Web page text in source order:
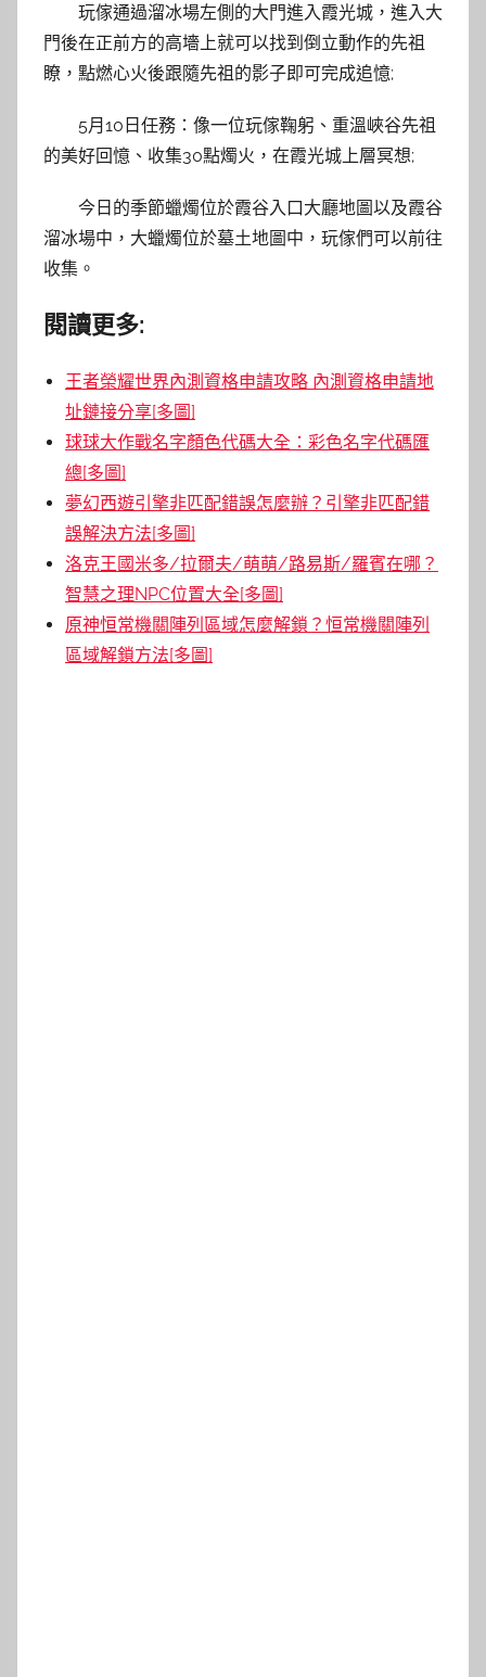
玩傢通過溜冰場左側的大門進入霞光城，進入大
門後在正前方的高墻上就可以找到倒立動作的先祖
瞭，點燃心火後跟隨先祖的影子即可完成追憶;
5月10日任務：像一位玩傢鞠躬、重溫峽谷先祖
的美好回憶、收集30點燭火，在霞光城上層冥想;
今日的季節蠟燭位於霞谷入口大廳地圖以及霞谷
溜冰場中，大蠟燭位於墓土地圖中，玩傢們可以前往
收集。
閱讀更多:
王者榮耀世界內測資格申請攻略 內測資格申請地
址鏈接分享[多圖]
球球大作戰名字顏色代碼大全：彩色名字代碼匯
總[多圖]
夢幻西遊引擎非匹配錯誤怎麼辦？引擎非匹配錯
誤解決方法[多圖]
洛克王國米多/拉爾夫/萌萌/路易斯/羅賓在哪？
智慧之理NPC位置大全[多圖]
原神恒常機關陣列區域怎麼解鎖？恒常機關陣列
區域解鎖方法[多圖]